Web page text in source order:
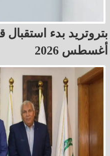
بتروتريد بدء استقبال
أغسطس 2026